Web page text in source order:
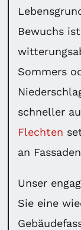
Bewuchs
Sommers
schneller
Flechten
an
Unser
Sie eine